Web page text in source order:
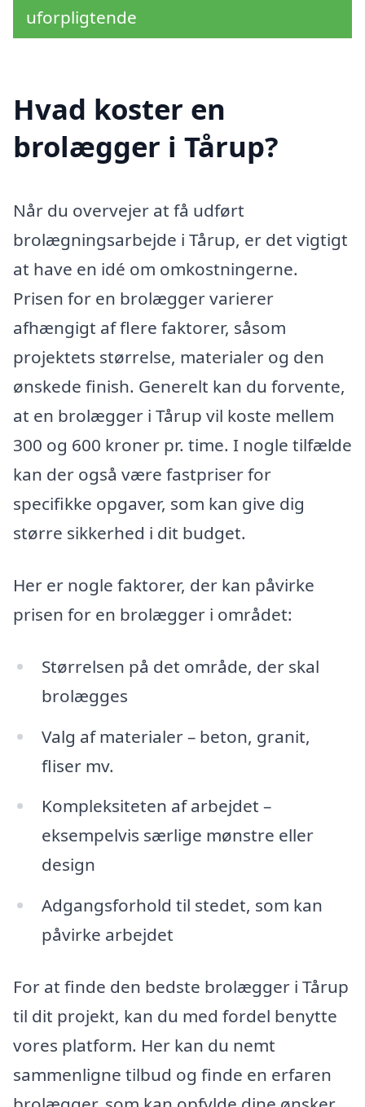
uforpligtende
Hvad koster en
brolægger i Tårup?
Når du overvejer at få udført
brolægningsarbejde i Tårup, er det vigtigt
at have en idé om omkostningerne.
Prisen for en brolægger varierer
afhængigt af flere faktorer, såsom
projektets størrelse, materialer og den
ønskede finish. Generelt kan du forvente,
at en brolægger i Tårup vil koste mellem
300 og 600 kroner pr. time. I nogle tilfælde
kan der også være fastpriser for
specifikke opgaver, som kan give dig
større sikkerhed i dit budget.
Her er nogle faktorer, der kan påvirke
prisen for en brolægger i området:
Størrelsen på det område, der skal
brolægges
Valg af materialer – beton, granit,
fliser mv.
Kompleksiteten af arbejdet –
eksempelvis særlige mønstre eller
design
Adgangsforhold til stedet, som kan
påvirke arbejdet
For at finde den bedste brolægger i Tårup
til dit projekt, kan du med fordel benytte
vores platform. Her kan du nemt
sammenligne tilbud og finde en erfaren